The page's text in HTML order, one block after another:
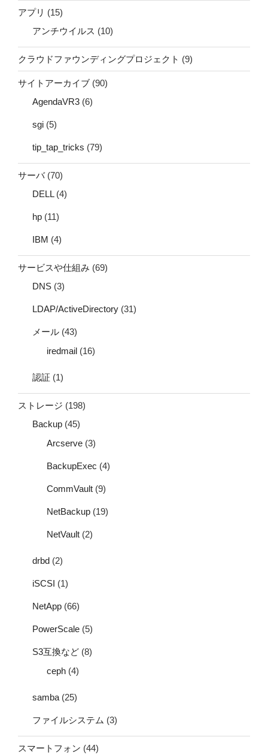
アプリ (15)
アンチウイルス (10)
クラウドファウンディングプロジェクト (9)
サイトアーカイブ (90)
AgendaVR3 (6)
sgi (5)
tip_tap_tricks (79)
サーバ(70)
DELL(4)
hp (11)
IBM (4)
サービスや仕組み (69)
DNS (3)
LDAP/ActiveDirectory (31)
メール (43)
iredmail (16)
認証 (1)
ストレージ (198)
Backup (45)
Arcserve (3)
BackupExec (4)
CommVault (9)
NetBackup (19)
NetVault (2)
drbd (2)
iSCSI (1)
NetApp (66)
PowerScale (5)
S3互換など (8)
ceph (4)
samba(25)
ファイルシステム (3)
スマートフォン (44)